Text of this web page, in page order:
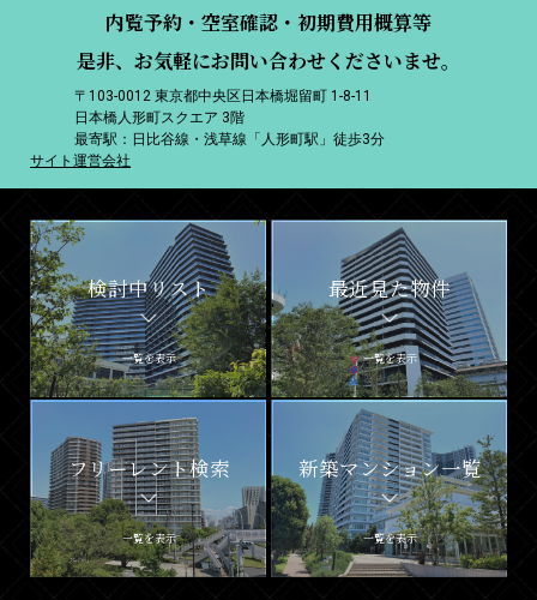
内覧予約・空室確認・初期費用概算等
是非、お気軽にお問い合わせくださいませ。
〒103-0012 東京都中央区日本橋堀留町 1-8-11
日本橋人形町スクエア 3階
最寄駅：日比谷線・浅草線「人形町駅」徒歩3分
サイト運営会社
検討中リスト
一覧を表示
最近見た物件
一覧を表示
フリーレント検索
一覧を表示
新築マンション一覧
一覧を表示